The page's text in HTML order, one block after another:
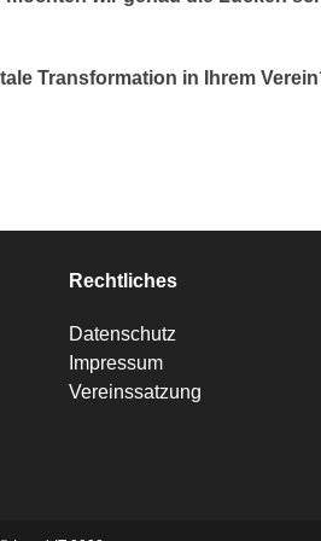
Transformation in Ihrem
Rechtliches
Datenschutz
Impressum
Vereinssatzung